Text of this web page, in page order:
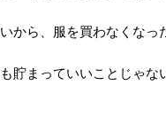
から、服を買わなくなっ
貯まっていいことじゃな